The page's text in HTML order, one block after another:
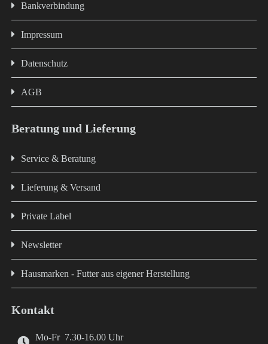
Bankverbindung
Impressum
Datenschutz
AGB
Beratung und Lieferung
Service & Beratung
Lieferung & Versand
Private Label
Newsletter
Hausmarken - Futter aus eigener Herstellung
Kontakt
Mo-Fr 7.30-16.00 Uhr